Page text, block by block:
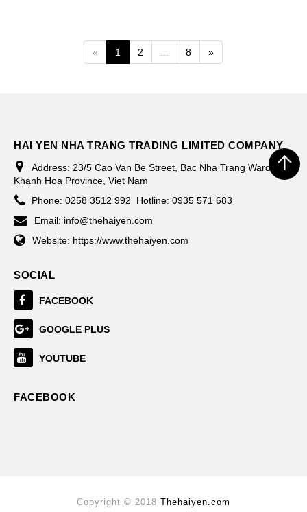
« 1 2 8 »
HAI YEN NHA TRANG TRADING LIMITED COMPANY
Address: 23/5 Cao Van Be Street, Bac Nha Trang Ward,
Khanh Hoa Province, Viet Nam
Phone: 0258 3512 992
Hotline: 0935 571 683
Email: info@thehaiyen.com
Website: https://www.thehaiyen.com
SOCIAL
FACEBOOK
GOOGLE PLUS
YOUTUBE
FACEBOOK
Copyright © 2018 Thehaiyen.com